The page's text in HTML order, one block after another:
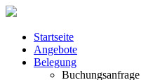
Startseite
Angebote
Belegung
Buchungsanfrage